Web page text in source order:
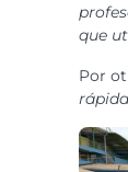
que
Por